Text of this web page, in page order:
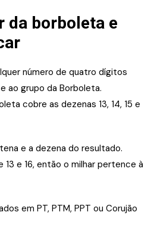
da borboleta e
número de quatro dígitos
ao grupo da Borboleta.
cobre as dezenas 13, 14, 15 e
e a dezena do resultado.
e 16, então o milhar pertence à
em PT, PTM, PPT ou Corujão